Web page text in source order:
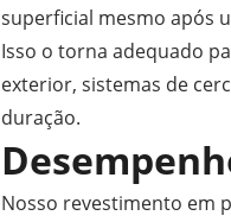
superficial mesmo após
Isso o torna adequado
exterior, sistemas de
duração.
Nosso revestimento em